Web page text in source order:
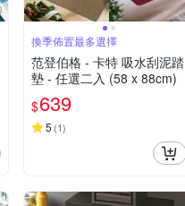
換季佈置最多選擇
范登伯格 - 卡特 吸水刮泥踏
墊 - 任選二入 (58 x 88cm)
$639
5 (1)